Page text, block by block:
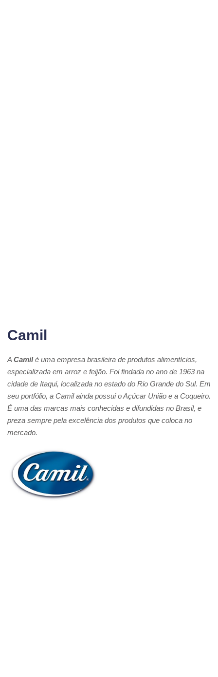
Camil
A Camilé uma empresa brasileira de produtos alimentícios,
especializada em arroz e feijão. Foi findada no ano de 1963 na
cidade de Itaqui, localizada no estado do Rio Grande do Sul. Em
seu portfólio, a Camil ainda possui o Açúcar União e a Coqueiro.
É uma das marcas mais conhecidas e difundidas no Brasil, e
preza sempre pela excelência dos produtos que coloca no
mercado.